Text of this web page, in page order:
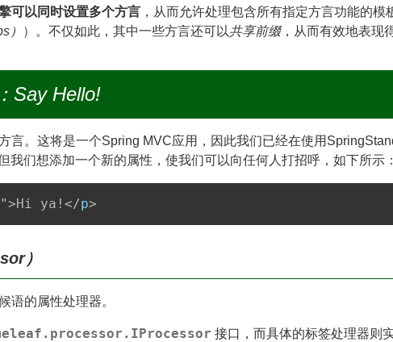
可以同时设置多个方言 ，从而允许处理包含所有指定方言功能的
）
）。不仅如此，其中一些方言还可以共享前缀，从而有效地表现
Say Hello!
言。这将是一个Spring MVC应用，因此我们已经在使用
我们想添加一个新的属性，使我们可以向任何人打招呼，如下所示：
">Hi ya! </p>
）
语的属性处理器。
接口，而具体的标签处理器则